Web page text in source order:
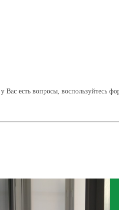
Вас есть вопросы, воспользуйтесь